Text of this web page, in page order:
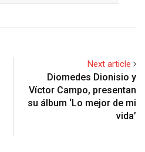
Next article
Diomedes Dionisio y
Víctor Campo, presentan
su álbum ‘Lo mejor de mi
vida’